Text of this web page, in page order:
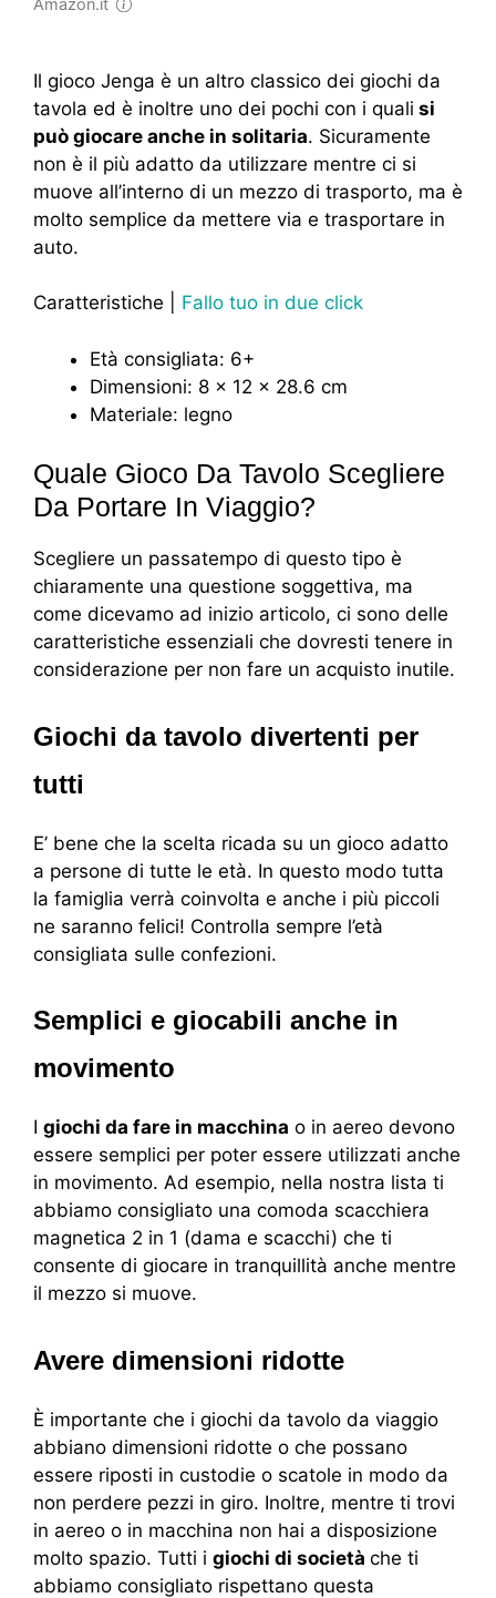
Il gioco Jenga è un altro classico dei giochi da
tavola ed è inoltre uno dei pochi con i quali si
può giocare anche in solitaria. Sicuramente
non è il più adatto da utilizzare mentre ci si
muove all’interno di un mezzo di trasporto, ma è
molto semplice da mettere via e trasportare in
auto.
Caratteristiche | Fallo tuo in due click
Età consigliata: 6+
Dimensioni: 8 x 12 x 28.6 cm
Materiale: legno
Quale Gioco Da Tavolo Scegliere
Da Portare In Viaggio?
Scegliere un passatempo di questo tipo è
chiaramente una questione soggettiva, ma
come dicevamo ad inizio articolo, ci sono delle
caratteristiche essenziali che dovresti tenere in
considerazione per non fare un acquisto inutile.
Giochi da tavolo divertenti per
tutti
E’ bene che la scelta ricada su un gioco adatto
a persone di tutte le età. In questo modo tutta
la famiglia verrà coinvolta e anche i più piccoli
ne saranno felici! Controlla sempre l’età
consigliata sulle confezioni.
Semplici e giocabili anche in
movimento
I giochi da fare in macchina o in aereo devono
essere semplici per poter essere utilizzati anche
in movimento. Ad esempio, nella nostra lista ti
abbiamo consigliato una comoda scacchiera
magnetica 2 in 1 (dama e scacchi) che ti
consente di giocare in tranquillità anche mentre
il mezzo si muove.
Avere dimensioni ridotte
È importante che i giochi da tavolo da viaggio
abbiano dimensioni ridotte o che possano
essere riposti in custodie o scatole in modo da
non perdere pezzi in giro. Inoltre, mentre ti trovi
in aereo o in macchina non hai a disposizione
molto spazio. Tutti i giochi di società che ti
abbiamo consigliato rispettano questa